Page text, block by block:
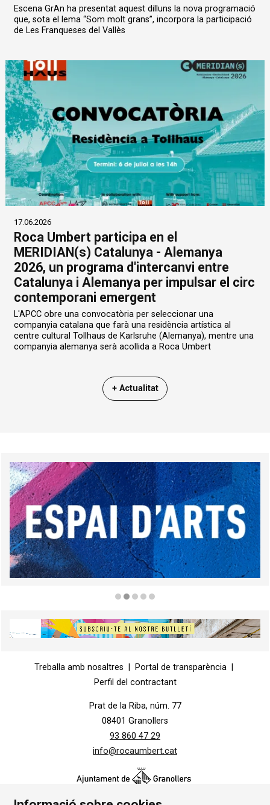
Escena GrAn ha presentat aquest dilluns la nova programació
que, sota el lema “Som molt grans”, incorpora la participació
de Les Franqueses del Vallès
17.06.2026
Roca Umbert participa en el
MERIDIAN(s) Catalunya - Alemanya
2026, un programa d'intercanvi entre
Catalunya i Alemanya per impulsar el circ
contemporani emergent
L'APCC obre una convocatòria per seleccionar una
companyia catalana que farà una residència artística al
centre cultural Tollhaus de Karlsruhe (Alemanya), mentre una
companyia alemanya serà acollida a Roca Umbert
+ Actualitat
Treballa amb nosaltres
Portal de transparència
Perfil del contractant
Prat de la Riba, núm. 77
08401 Granollers
93 860 47 29
info@rocaumbert.cat